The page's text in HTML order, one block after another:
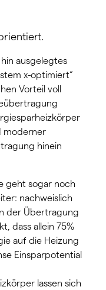
ausgelegtes
x-optimiert“
Vorteil voll
moderner
hinein
geht sogar noch
nachweislich
der Übertragung
dass allein 75%
auf die Heizung
Einsparpotential
lassen sich